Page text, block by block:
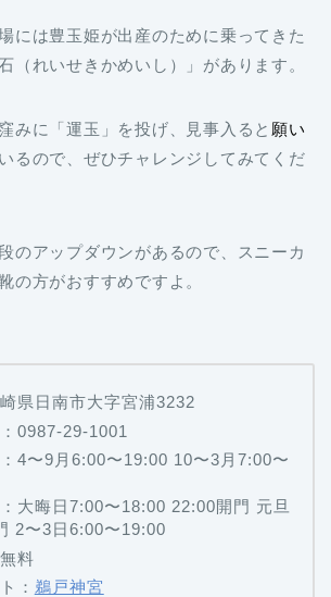
には豊玉姫が出産のために乗ってきた
（れいせきかめいし）」があります。
みに「運玉」を投げ、見事入ると 願い
るので、ぜひチャレンジしてみてくだ
のアップダウンがあるので、スニーカ
の方がおすすめですよ。
県日南市大字宮浦3232
0987-29-1001
4〜9月6:00〜19:00 10〜3月7:00〜
大晦日7:00〜18:00 22:00開門 元旦
2〜3日6:00〜19:00
料
： 鵜戸神宮